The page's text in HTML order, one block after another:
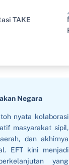
TAKE
Negara
nyata kolaborasi
masyarakat sipil,
dan akhirnya
EFT kini menjadi
yang